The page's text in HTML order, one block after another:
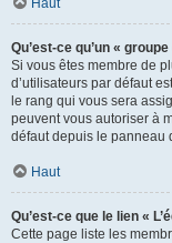
Haut
Qu’est-ce qu’un «
Si vous êtes membre de
d’utilisateurs par défaut
le rang qui vous sera
peuvent vous autoriser à
défaut depuis le panneau
Haut
Qu’est-ce que le lien «
Cette page liste les